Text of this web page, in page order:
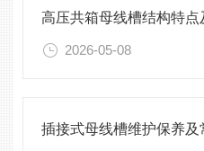
2026-05-08